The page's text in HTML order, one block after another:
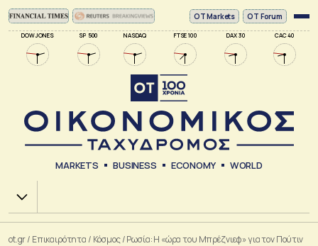
DOW JONES SP 500 NASDAQ FTSE 100 DAX 30 CAC 40
ΟΤ Markets OT Forum
MARKETS BUSINESS ECONOMY WORLD
Χ.Α.
ot.gr/ Επικαιρότητα / Κόσμος/Ρωσία: Η «ώρα του Μπρέζνιεφ» για τον Πούτιν